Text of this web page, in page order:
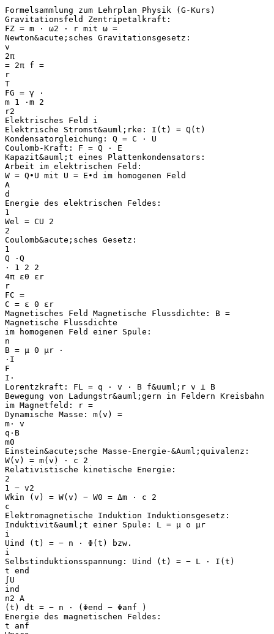
Formelsammlung zum Lehrplan Physik (G-Kurs)
Gravitationsfeld Zentripetalkraft:
FZ = m ⋅ ω2 ⋅ r mit ω =
Newton&acute;sches Gravitationsgesetz:
v
2π
= 2π f =
r
T
FG = γ ⋅
m 1 ⋅m 2
r2
Elektrisches Feld i
Elektrische Stromst&auml;rke: I(t) = Q(t)
Kondensatorgleichung: Q = C ⋅ U
Coulomb-Kraft: F = Q ⋅ E
Kapazit&auml;t eines Plattenkondensators:
Arbeit im elektrischen Feld:
W = Q∙U mit U = E∙d im homogenen Feld
A
d
Energie des elektrischen Feldes:
1
Wel = CU 2
2
Coulomb&acute;sches Gesetz:
1
Q ⋅Q
⋅ 1 2 2
4π ε0 εr
r
FC =
C = ε 0 εr
Magnetisches Feld Magnetische Flussdichte: B =
Magnetische Flussdichte
im homogenen Feld einer Spule:
n
B = μ 0 μr ⋅
⋅I
F
I⋅
Lorentzkraft: FL = q ⋅ v ⋅ B f&uuml;r v ⊥ B
Bewegung von Ladungstr&auml;gern in Feldern Kreisbahn
im Magnetfeld: r =
Dynamische Masse: m(v) =
m⋅ v
q⋅B
m0
Einstein&acute;sche Masse-Energie-&Auml;quivalenz:
W(v) = m(v) ⋅ c 2
Relativistische kinetische Energie:
2
1 − v2
Wkin (v) = W(v) − W0 = Δm ⋅ c 2
c
Elektromagnetische Induktion Induktionsgesetz:
Induktivit&auml;t einer Spule: L = μ o μr
i
Uind (t) = − n ⋅ Φ(t) bzw.
i
Selbstinduktionsspannung: Uind (t) = − L ⋅ I(t)
t end
∫U
ind
n2 A
(t) dt = − n ⋅ (Φend − Φanf )
Energie des magnetischen Feldes:
t anf